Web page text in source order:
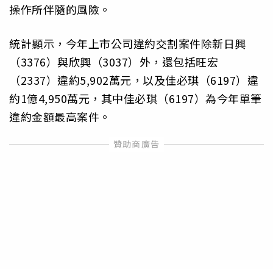
操作所伴隨的風險。
統計顯示，今年上市公司違約交割案件除新日興
（3376）與欣興（3037）外，還包括旺宏
（2337）違約5,902萬元，以及佳必琪（6197）違
約1億4,950萬元，其中佳必琪（6197）為今年單筆
違約金額最高案件。